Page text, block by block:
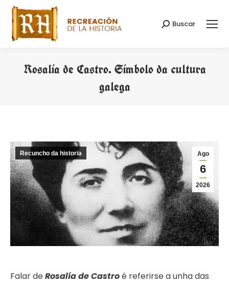
Search:
Buscar
Rosalía de Castro. Símbolo da cultura
galega
Ago
6
2026
Recuncho da historia
Falar deRosalía de Castroé referirse a unha das